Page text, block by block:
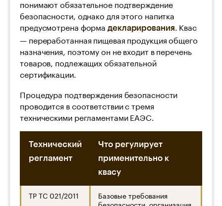
понимают обязательное подтверждение
безопасности, однако для этого напитка
предусмотрена форма декларирования. Квас
— переработанная пищевая продукция общего
назначения, поэтому он не входит в перечень
товаров, подлежащих обязательной
сертификации.
Процедура подтверждения безопасности
проводится в соответствии с тремя
техническими регламентами ЕАЭС.
Технический
регламент
Что регулирует
применительно к
квасу
ТР ТС 021/2011
Базовые требования